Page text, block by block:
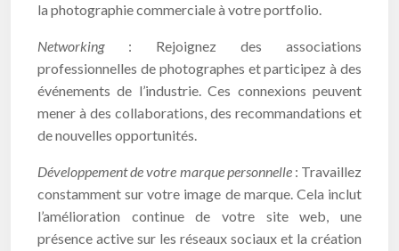
la photographie commerciale à votre portfolio.
Networking : Rejoignez des associations
professionnelles de photographes et participez à des
événements de l’industrie. Ces connexions peuvent
mener à des collaborations, des recommandations et
de nouvelles opportunités.
Développement de votre marque personnelle : Travaillez
constamment sur votre image de marque. Cela inclut
l’amélioration continue de votre site web, une
présence active sur les réseaux sociaux et la création